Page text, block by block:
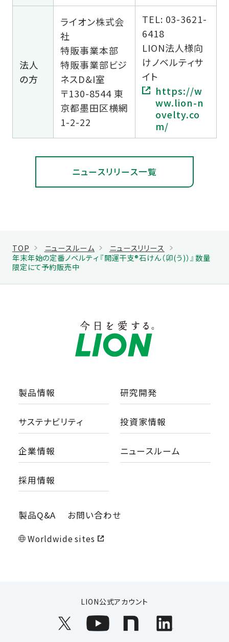
法人
の方
ライオン株式会
社
特販事業本部
特販事業部ビジ
ネスD&I室
〒130-8544 東
京都墨田区横網
1-2-22
TEL: 03-3621-
6418
LION法人様向
けノベルティサ
イト
https://w
ww.lion-n
ovelty.co
m/
ニュースリリース一覧
TOP ニュースルーム
ニュースリリース
年末年始の定番ノベルティ『開運干支®石けん（卯(う)）』数量
限定にて予約販売中
製品情報 研究開発
サステナビリティ 投資家情報
企業情報 ニュースルーム
採用情報
製品Q&A お問い合わせ
Worldwide sites
LION公式アカウント